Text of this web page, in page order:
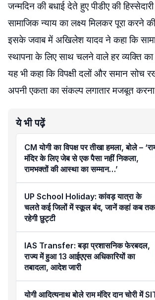
जन्मदिन की बधाई देते हुए पीडीए की
सामाजिक न्याय का लक्ष्य मिलकर पूरा करने
इसके जवाब में अखिलेश यादव ने कहा कि
स्थापना के लिए साथ चलने वाले हर व्यक्ति
यह भी कहा कि विपक्षी दलों और समान सोच
अपनी एकता का संकल्प लगातार मजबूत करना
ये भी पढ़ें
CM योगी का विपक्ष पर तीखा हमला, बोले –
मंदिर के लिए जेब से एक पैसा नहीं निकला,
रामभक्तों की आस्था का सम्मान…’
UP School Holiday: कांवड़ यात्रा के
चलते कई जिलों में स्कूल बंद, जानें कहां कब तक
रहेगी छुट्टी
IAS Transfer: बड़ा प्रशासनिक फेरबदल,
राज्य में हुआ 13 आईएएस अधिकारियों का
तबादला, आदेश जारी
योगी आदित्यनाथ बोले राम मंदिर दान चोरी में